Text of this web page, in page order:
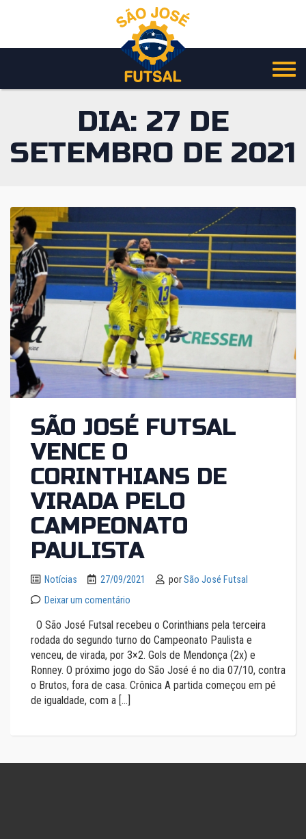
o
DIA: 27 DE
SETEMBRO DE 2021
SÃO JOSÉ FUTSAL
VENCE O
CORINTHIANS DE
VIRADA PELO
CAMPEONATO
PAULISTA
Notícias 27/09/2021 porSão José Futsal
Deixar um comentário
O São José Futsal recebeu o Corinthians pela terceira
rodada do segundo turno do Campeonato Paulista e
venceu, de virada, por 3×2. Gols de Mendonça (2x) e
Ronney. O próximo jogo do São José é no dia 07/10, contra
o Brutos, fora de casa. Crônica A partida começou em pé
de igualdade, com a […]